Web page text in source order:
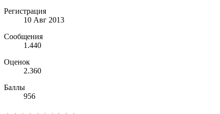
Регистрация
10 Авг 2013
Сообщения
1.440
Оценок
2.360
Баллы
956